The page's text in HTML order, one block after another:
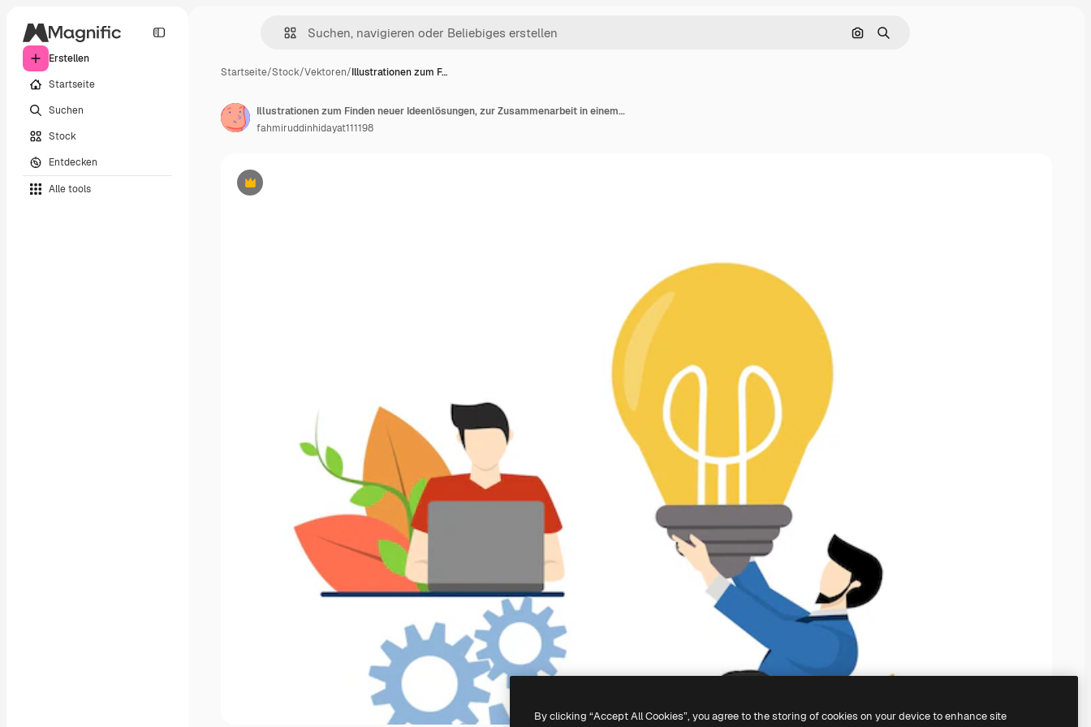
Erstellen
Startseite
Suchen
Stock
Entdecken
Alle tools
Nach Bild suchen
Suchen
Startseite/Stock/Vektoren/Illustrationen zum F…
Premium
Illustrationen zum Finden neuer Ideenlösungen, zur Zusammenarbeit in einem Unternehmen oder zum Brainstorming
fahmiruddinhidayat111198
By clicking “Accept All Cookies”, you agree to the storing of cookies on your device to enhance site